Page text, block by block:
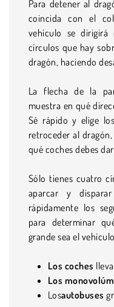
Para detener al
coincida con el
vehículo se
círculos que hay
dragón, haciendo
La flecha de la
muestra en qué
Sé rápido y elige
retroceder al
qué coches debes
Sólo tienes cuatro
aparcar y
rápidamente los
para determinar
grande sea el
Los coches
Los
Losautobuses